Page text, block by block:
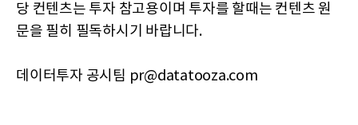
당 컨텐츠는 투자 참고용이며 투자를 할때는 컨텐츠 원
문을 필히 필독하시기 바랍니다.
데이터투자 공시팀 pr@datatooza.com